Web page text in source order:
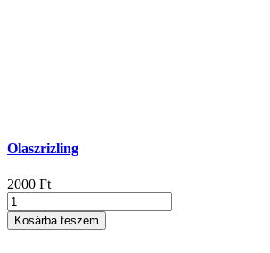
Olaszrizling
2000 Ft
Olaszrizling
mennyiség
Kosárba teszem